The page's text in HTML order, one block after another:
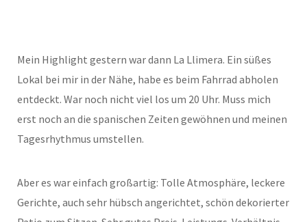
Mein Highlight gestern war dann La Llimera. Ein süßes
Lokal bei mir in der Nähe, habe es beim Fahrrad abholen
entdeckt. War noch nicht viel los um 20 Uhr. Muss mich
erst noch an die spanischen Zeiten gewöhnen und meinen
Tagesrhythmus umstellen.
Aber es war einfach großartig: Tolle Atmosphäre, leckere
Gerichte, auch sehr hübsch angerichtet, schön dekorierter